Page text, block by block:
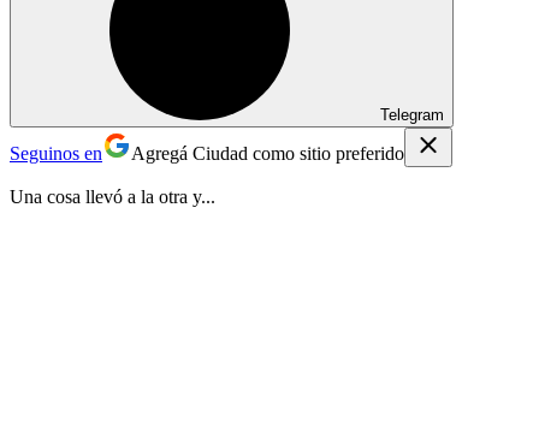
Telegram
Seguinos en Agregá Ciudad como sitio preferido
Una cosa llevó a la otra y...